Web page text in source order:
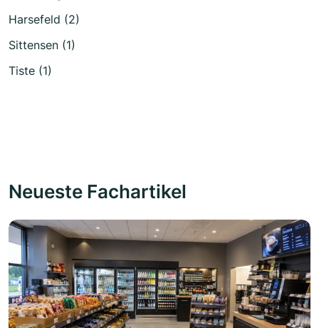
Harsefeld (2)
Sittensen (1)
Tiste (1)
Neueste Fachartikel